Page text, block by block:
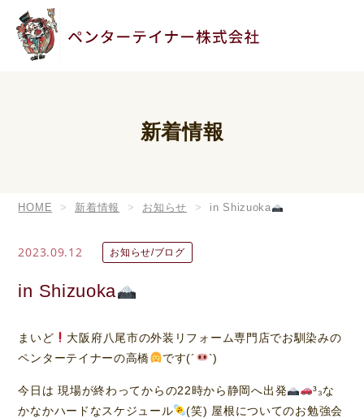
新着情報
HOME 新着情報 お知らせ in Shizuoka
2023.09.12 お知らせ/ブログ
in Shizuoka
まいど
大阪府八尾市の外装リフォーム専門店でお馴染みの
ペンターテイナーの高橋
です(´ `)
今日は 現場が終わってからの22時から静岡へ出発
³₃な
かなかハードなスケジュール
(笑) 屋根についてのお勉強会